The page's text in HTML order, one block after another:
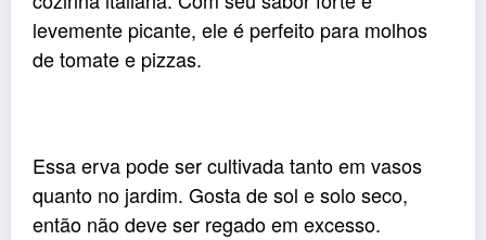
levemente picante, ele é perfeito para molhos
de tomate e pizzas.
Essa erva pode ser cultivada tanto em vasos
quanto no jardim. Gosta de sol e solo seco,
então não deve ser regado em excesso.